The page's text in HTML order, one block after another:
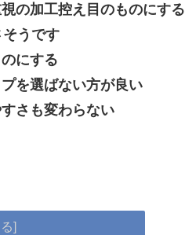
の加工控え目のものにする
う です
にする
を選ばない方が良い
さも変わらない